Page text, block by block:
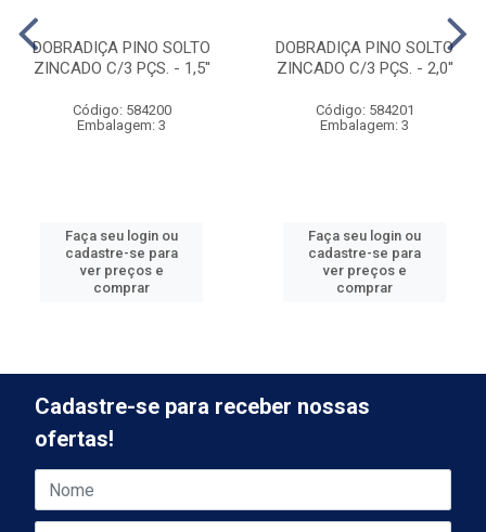
DOBRADIÇA PINO SOLTO
ZINCADO C/3 PÇS. - 1,5''
Código: 584200
Embalagem: 3
Faça seu login ou
cadastre-se para
ver preços e
comprar
DOBRADIÇA PINO SOLTO
ZINCADO C/3 PÇS. - 2,0''
Código: 584201
Embalagem: 3
Faça seu login ou
cadastre-se para
ver preços e
comprar
Cadastre-se para receber nossas
ofertas!